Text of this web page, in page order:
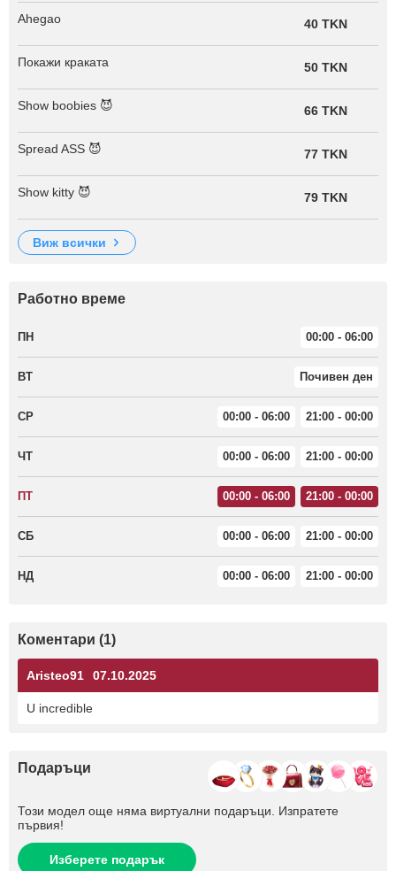
Ahegao 40 TKN
Покажи краката 50 TKN
Show boobies 😈 66 TKN
Spread ASS 😈 77 TKN
Show kitty 😈 79 TKN
виж всички
Работно време
ПН 00:00 - 06:00
ВТ Почивен ден
СР 00:00 - 06:00 21:00 - 00:00
ЧТ 00:00 - 06:00 21:00 - 00:00
ПТ 00:00 - 06:00 21:00 - 00:00
СБ 00:00 - 06:00 21:00 - 00:00
НД 00:00 - 06:00 21:00 - 00:00
Коментари (1)
Aristeo91 07.10.2025
U incredible
Подаръци
Този модел още няма виртуални подаръци. Изпратете
първия!
Изберете подарък